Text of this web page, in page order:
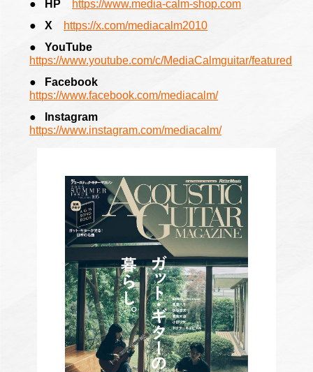
HP
https://www.media-calm-shop.com
X
https://x.com/mediacalm2010
YouTube
https://www.youtube.com/c/MediaCalmguitar/featured
Facebook
https://www.facebook.com/mediacalm/
Instagram
https://www.instagram.com/mediacalm/